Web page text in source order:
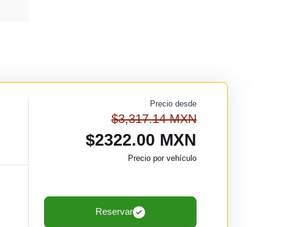
Precio desde
$3,317.14 MXN
$2322.00 MXN
Precio por vehículo
Reservar